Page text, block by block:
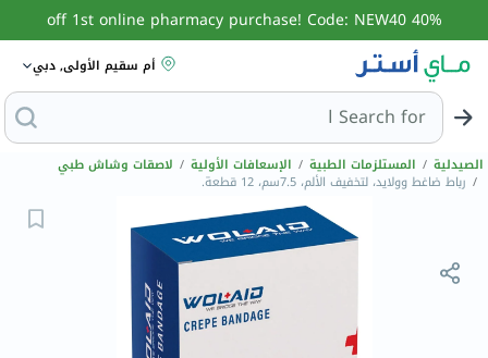
40% off 1st online pharmacy purchase! Code: NEW40
أم سقيم الأولى, دبي
Search for البحث عن مز
الصيدلية / المستلزمات الطبية / الإسعافات الأولية / لاصقات وشاش طبي
/ رباط ضاغط وولايد، لتخفيف الألم، 7.5سم، 12 قطعة.